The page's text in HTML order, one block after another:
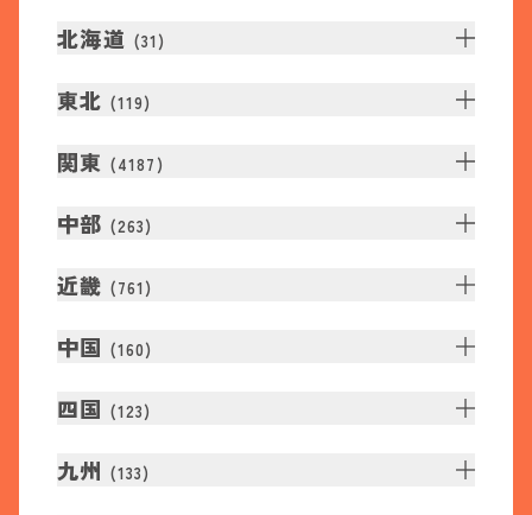
北海道 (31 )
東北 (119)
関東 (4187 )
中部 (263)
近畿 (761 )
中国 (160)
四国 (123)
九州 (133)